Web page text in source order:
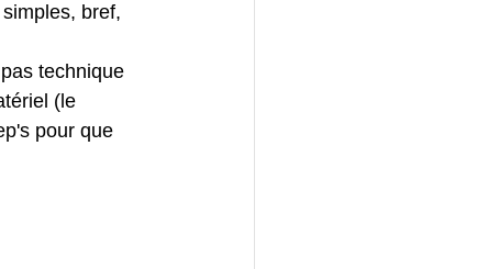
bref,
technique
(le
pour que